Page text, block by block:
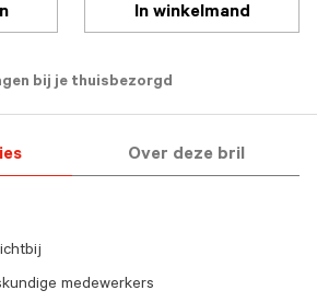
In winkelmand
bij je thuisbezorgd
Over deze bril
medewerkers